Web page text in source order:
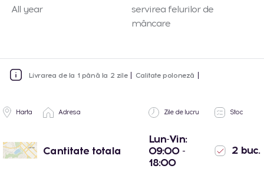
All year
servirea felurilor de
mâncare
Livrarea de la 1 până la 2 zile Calitate poloneză
Harta Adresa Zile de lucru Stoc
Cantitate totala
Lun-Vin:
09:00 -
18:00
2 buc.